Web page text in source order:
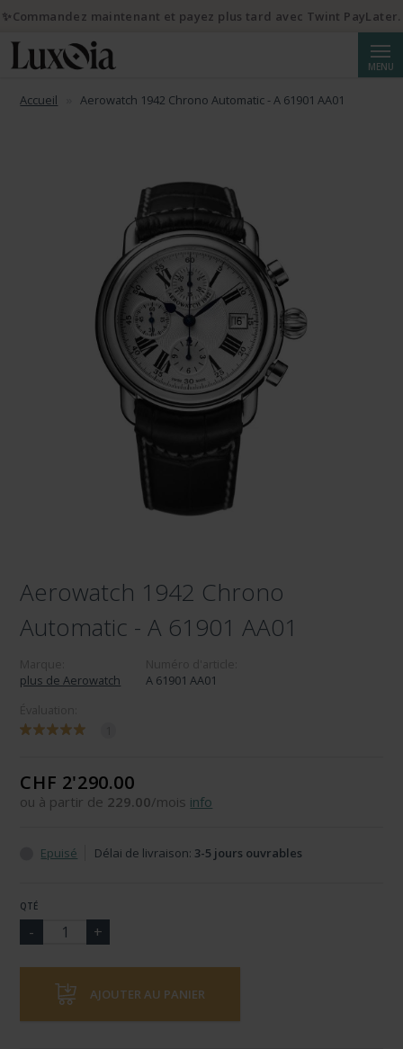
MENU
Accueil Aerowatch 1942 Chrono Automatic - A 61901 AA01
Aerowatch 1942 Chrono
Automatic - A 61901 AA01
plus de Aerowatch
A 61901 AA01
CHF 2'290.00
ou à partir de 229.00/mois info
Epuisé Délai de livraison: 3-5 jours ouvrables
QTÉ
AJOUTER AU PANIER
✨Commandez maintenant et payez plus tard avec Twint PayLater.